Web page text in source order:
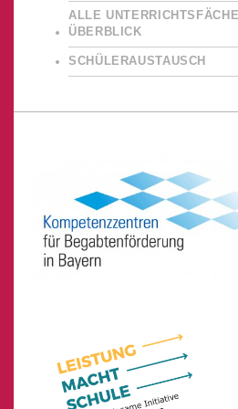
ALLE
ÜBERBLICK
SCHÜLERAUSTAUSCH